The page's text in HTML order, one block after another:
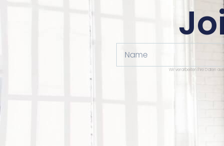
Name
Wir verarbeiten Ihre Daten